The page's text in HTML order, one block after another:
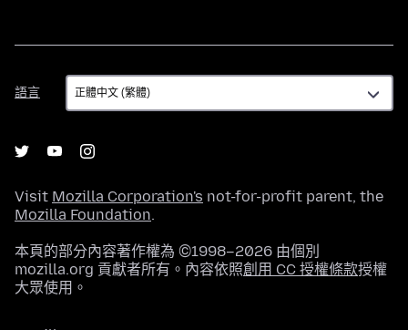
語言
語
言
Visit Mozilla Corporation's not-for-profit parent, the
Mozilla Foundation.
本頁的部分內容著作權為 ©1998–2026 由個別
mozilla.org 貢獻者所有。內容依照創用 CC 授權條款授權
大眾使用。